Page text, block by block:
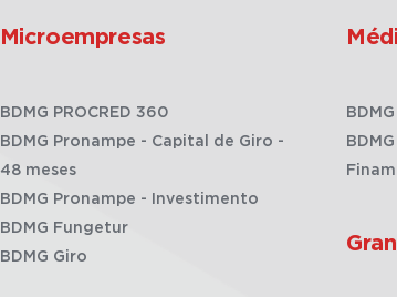
Microempresas
BDMG PROCRED 360
BDMG Pronampe - Capital de Giro -
48 meses
BDMG Pronampe - Investimento
BDMG Fungetur
BDMG Giro